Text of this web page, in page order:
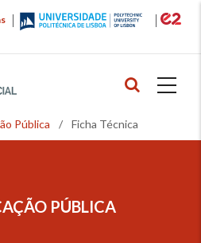
Pública / Ficha Técnica
PÚBLICA